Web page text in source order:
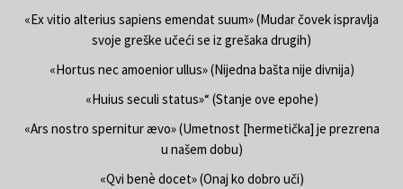
«Ex vitio alterius sapiens emendat suum» (Mudar čovek ispravlja
svoje greške učeći se iz grešaka drugih)
«Hortus nec amoenior ullus» (Nijedna bašta nije divnija)
«Huius seculi status»“ (Stanje ove epohe)
«Ars nostro spernitur ævo» (Umetnost [hermetička] je prezrena
u našem dobu)
«Qvi benè docet» (Onaj ko dobro uči)